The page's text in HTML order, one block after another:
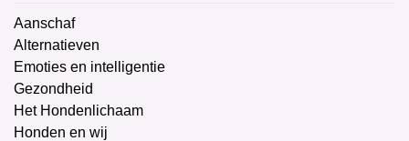
Aanschaf
Alternatieven
Emoties en intelligentie
Gezondheid
Het Hondenlichaam
Honden en wij